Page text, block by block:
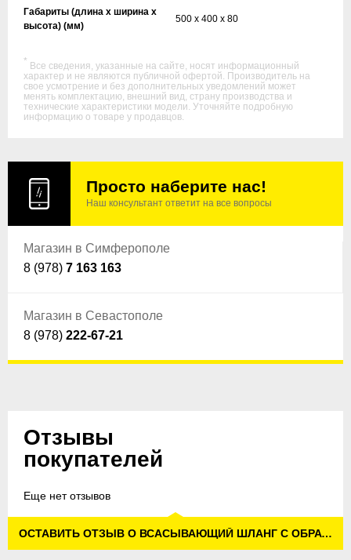
Габариты (длина х ширина х
высота) (мм)
500 x 400 x 80
* Все сведения, указанные на сайте, носят информационный
характер и не являются публичной офертой. Производитель на
свое усмотрение и без дополнительных уведомлений может
менять комплектацию, внешний вид, страну производства и
технические характеристики модели. Уточняйте подробную
информацию о товаре у продавцов.
Просто наберите нас!
Наш консультант ответит на все вопросы
Магазин в Симферополе
8 (978) 7 163 163
Магазин в Севастополе
8 (978) 222-67-21
Отзывы
покупателей
Еще нет отзывов
ОСТАВИТЬ ОТЗЫВ О ВСАСЫВАЮЩИЙ ШЛАНГ С ОБРАТНЫМ КЛАПАНОМ 7М G3/4